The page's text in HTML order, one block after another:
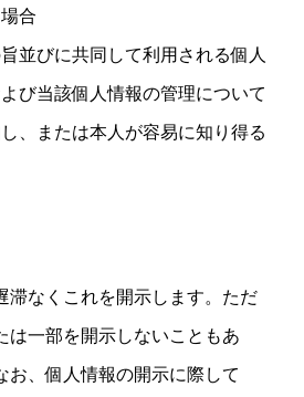
合
並びに共同して利用される個人
び当該個人情報の管理について
、または本人が容易に知り得る
滞なくこれを開示します。ただ
は一部を開示しないこともあ
お、個人情報の開示に際して